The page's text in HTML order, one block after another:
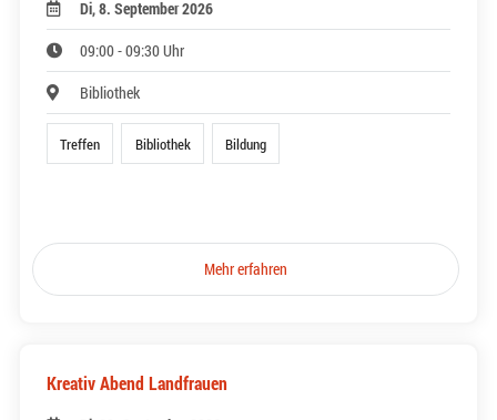
Di, 8. September 2026
09:00 - 09:30 Uhr
Bibliothek
Treffen Bibliothek Bildung
Mehr erfahren
Kreativ Abend Landfrauen